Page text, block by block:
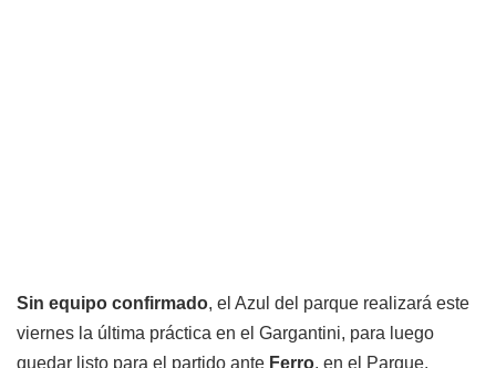
Sin equipo confirmado, el Azul del parque realizará este
viernes la última práctica en el Gargantini, para luego
quedar listo para el partido ante Ferro, en el Parque.